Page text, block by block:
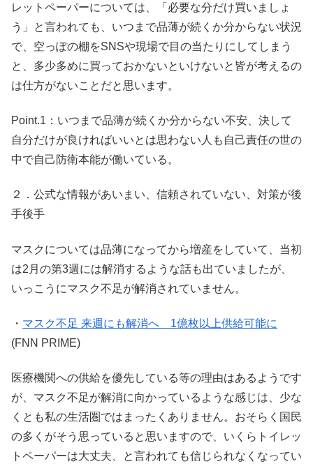
レットペーパーについては、「必要な分だけ買いましょ
う」と言われても、いつまで品薄が続くか分からない状況
で、空っぽの棚をSNSや現場で目の当たりにしてしまう
と、多少多めに買っておかないといけないと皆が考えるの
は仕方がないことだと思います。
Point.1：いつまで品薄が続くか分からない不安、決して
自分だけが良ければいいとは思わない人も自己責任の世の
中で自己防衛本能が働いている。
２．公式な情報があいまい、信頼されていない、対策が後
手後手
マスクについては品薄になってから増産をしていて、当初
は2月の第3週には解消するような話も出ていましたが、
いっこうにマスク不足が解消されていません。
・ マスク不足 来週にも解消へ 1億枚以上供給可能に
(FNN PRIME)
医療機関への供給を優先している等の理由はあるようです
が、マスク不足が解消に向かっているような感じは、少な
くとも私の生活圏ではまったくありません。おそらく国民
の多くがそう思っていると思いますので、いくらトイレッ
トペーパーは大丈夫、と言われても信じられなくなってい